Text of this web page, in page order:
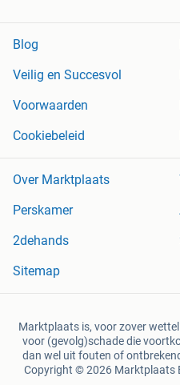
Blog
Veilig en Succesvol
Voorwaarden
Cookiebeleid
Over Marktplaats
Perskamer
2dehands
Sitemap
Marktplaats is, voor zover
voor (gevolg)schade die
dan wel uit fouten of
Copyright © 2026 Marktplaats